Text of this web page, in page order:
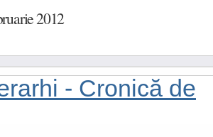
2012